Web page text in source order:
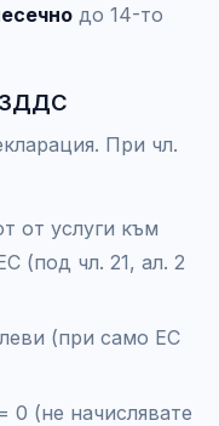
до 14-то
ЗДДС
При чл.
от услуги към
(под чл. 21, ал. 2
(при само ЕС
(не начислявате